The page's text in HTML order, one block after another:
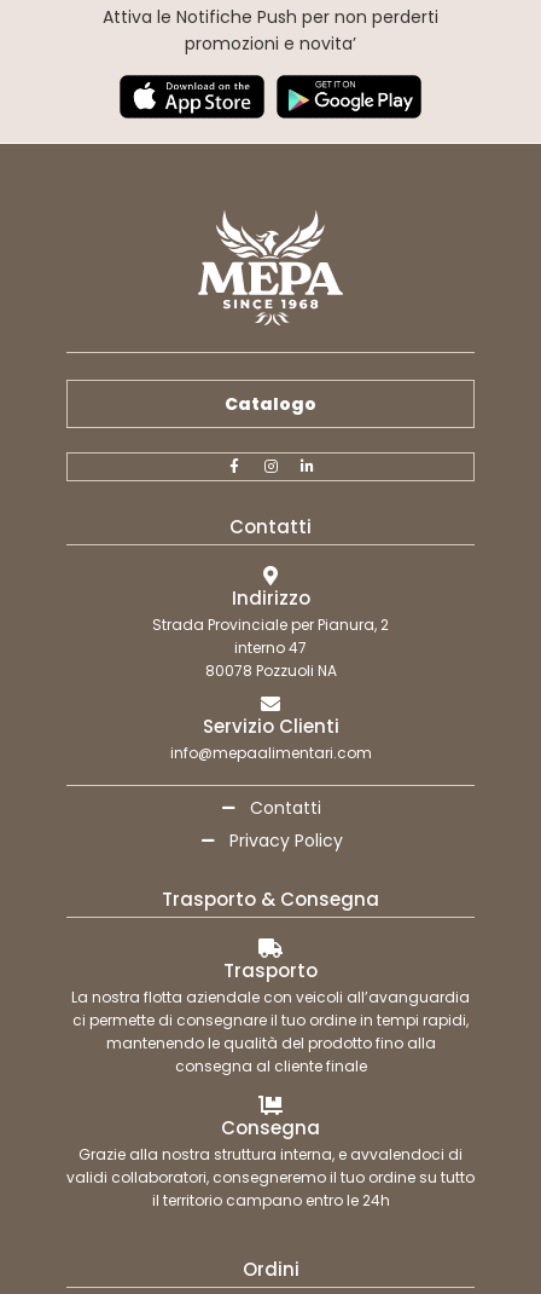
Attiva le Notifiche Push per non perderti
promozioni e novita’
Catalogo
Contatti
Indirizzo
Strada Provinciale per Pianura, 2
interno 47
80078 Pozzuoli NA
Servizio Clienti
info@mepaalimentari.com
Contatti
Privacy Policy
Trasporto & Consegna
Trasporto
La nostra flotta aziendale con veicoli all’avanguardia
ci permette di consegnare il tuo ordine in tempi rapidi,
mantenendo le qualità del prodotto fino alla
consegna al cliente finale
Consegna
Grazie alla nostra struttura interna, e avvalendoci di
validi collaboratori, consegneremo il tuo ordine su tutto
il territorio campano entro le 24h
Ordini